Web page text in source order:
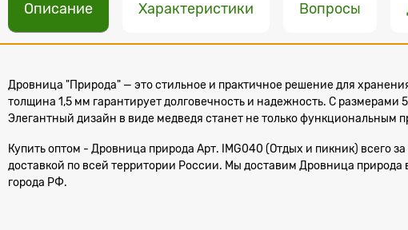
Описание Характеристики Вопросы
Дровница "Природа" — это стильное и практичное решение для
толщина 1,5 мм гарантирует долговечность и надежность. С
Элегантный дизайн в виде медведя станет не только функциональным
Купить оптом - Дровница природа Арт. IMG040 (Отдых и пикник) всего
доставкой по всей территории России. Мы доставим Дровница природа
города РФ.